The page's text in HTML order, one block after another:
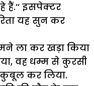
हैं.’’ इसपेक्टर
यह सुन कर
ला कर खड़ा किया
वह धम्म से कुरसी
कुबूल कर लिया.